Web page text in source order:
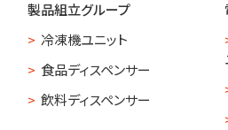
製品組立グループ
冷凍機ユニット
食品ディスペンサー
飲料ディスペンサー